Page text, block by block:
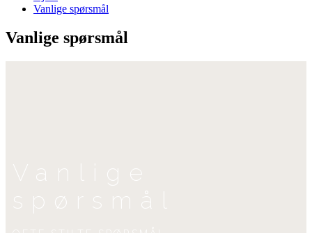
Vanlige spørsmål
Vanlige spørsmål
Vanlige
spørsmål